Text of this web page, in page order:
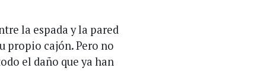
la espada y la pared
propio cajón. Pero no
el daño que ya han